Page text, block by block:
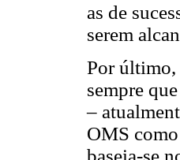
as de
serem
Por último,
sempre
–
OMS
baseia-se